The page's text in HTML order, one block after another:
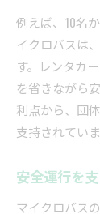
例えば、10名
イクロバスは
す。レンタカ
を省きながら
利点から、団
支持されていま
安全運行を
マイクロバス